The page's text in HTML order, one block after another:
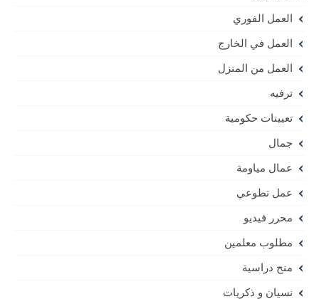
العمل الفوري
العمل في الخارج
العمل من المنزل
ترفيه
تعيينات حكومية
جمال
عمال مياومة
عمل تطوعي
محرر فيديو
مطلوب معلمين
منح دراسية
نسيان و ذكريات